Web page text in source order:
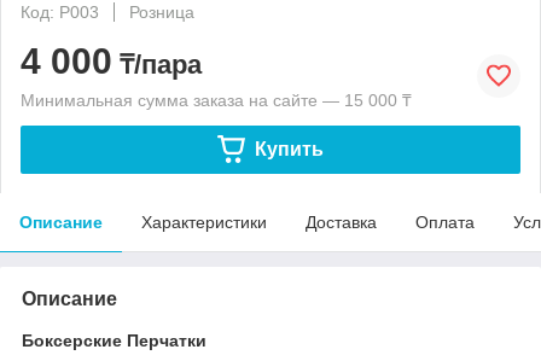
Код: P003
Розница
4 000 ₸/пара
Минимальная сумма заказа на сайте — 15 000 ₸
Купить
Описание Характеристики Доставка Оплата
Описание
Боксерские Перчатки